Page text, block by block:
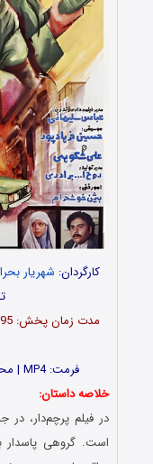
کارگردان: شهریار
فرمت: MP4 | محصول ایران | تهیه‎‌کننده: روح‌الله برادری
خلاصه داستان:
در فیلم پرچم‌دار، در
است. گروهی پاسدار